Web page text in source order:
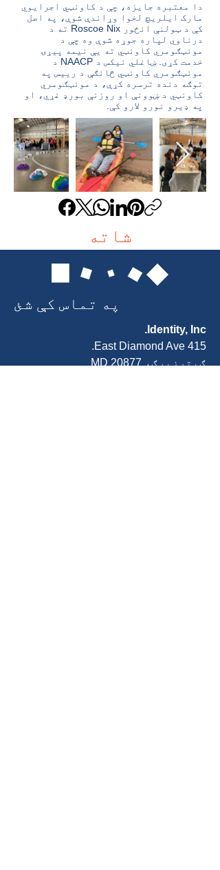
دا معتبره جایزه، چې د کاونټي اجرایوي
مارک ایلریچ لخوا وړاندې شوې، په اصل
کې د ټولنې انځور Roscoe Nix ته د
درناوي لپاره جوړه شوې وه چې د
مونټګومري کاونټي ته یې نیمه پیړۍ
خدمت کړی. ښاغلي نیکس د NAACP د
مونټګومري کاونټي څانګې د رییس په
توګه دنده ترسره کړې، د مونټګومري
کاونټي د ښوونې او روزنې بورډ غړي، او
په ډیرو نورو لارو کې.
شاته
په تماس کې شئ
Identity, Inc.
415 East Diamond Ave.
ګیترزبرګ، MD 20877